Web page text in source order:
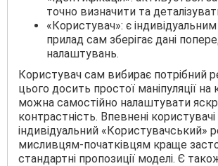
точно визначити та
«Користувач»: є
прилад сам зберігає дані
налаштувань.
Користувач сам вибирає потрібний
цього досить простої маніпуляції
можна самостійно налаштувати
контрастність. Впевнені
індивідуальний «Користувачський»
мисливцям-початківцям краще
стандартні пропозиції моделі. Є